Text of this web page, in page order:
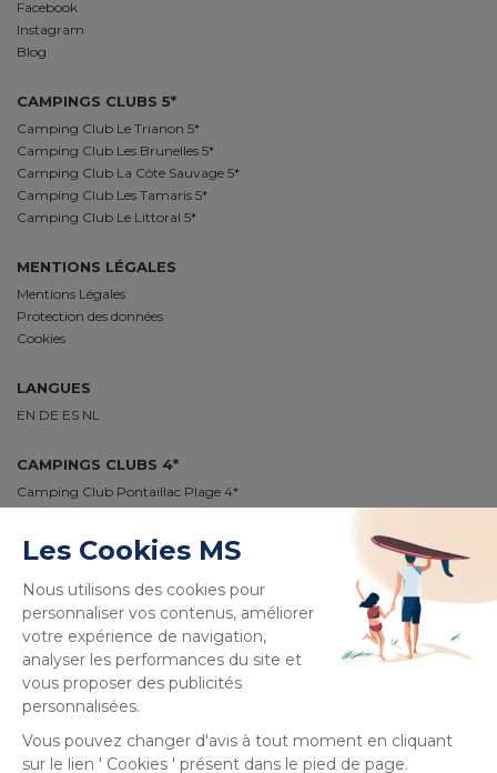
Facebook
Instagram
Blog
CAMPINGS CLUBS 5*
Camping Club Le Trianon 5*
Camping Club Les Brunelles 5*
Camping Club La Côte Sauvage 5*
Camping Club Les Tamaris 5*
Camping Club Le Littoral 5*
MENTIONS LÉGALES
Mentions Légales
Protection des données
Cookies
LANGUES
EN DE ES NL
CAMPINGS CLUBS 4*
Camping Club Pontaillac Plage 4*
Camping Club Le Vivier 4*
Camping Club Plage Sud 4*
Camping Club Navarrosse Plage 4*
Camping Club Les Tourterelles 4*
Camping Club La Côte des Roses 4*
PAIEMENT 100% SÉCURISÉ